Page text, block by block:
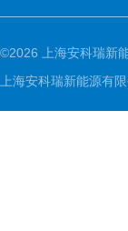
©2026 上海安科瑞新
上海安科瑞新能源有